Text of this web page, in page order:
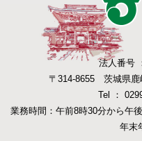
法人番号
〒314-8655 茨城県
Tel ：
業務時間：午前8時30分から午
年末